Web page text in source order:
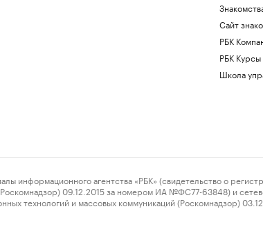
Сайт
РБК
РБК Курсы
Школа
агентства «РБК» (свидетельство о
09.12.2015 за номером ИА №ФС77-63848) и
технологий и массовых коммуникаций (Роскомнадзор)